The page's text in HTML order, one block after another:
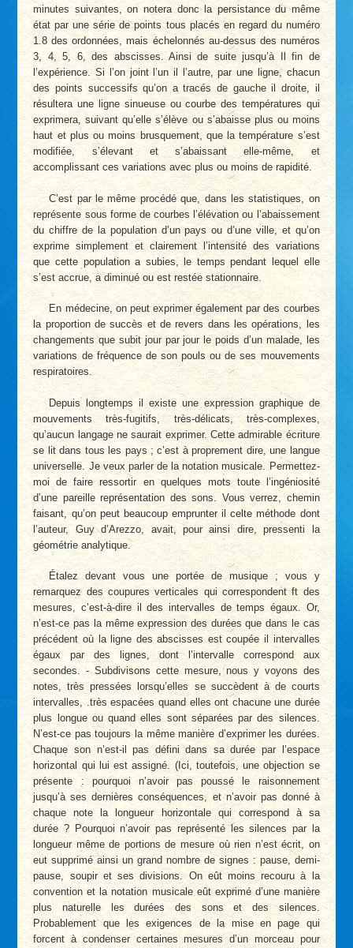
minutes suivantes, on notera donc la persistance du même
état par une série de points tous placés en regard du numéro
1.8 des ordonnées, mais échelonnés au-dessus des numéros
3, 4, 5, 6, des abscisses. Ainsi de suite jusqu’à Il fin de
l’expérience. Si l’on joint l’un il l’autre, par une ligne, chacun
des points successifs qu’on a tracés de gauche il droite, il
résultera une ligne sinueuse ou courbe des températures qui
exprimera, suivant qu’elle s’élève ou s’abaisse plus ou moins
haut et plus ou moins brusquement, que la température s’est
modifiée, s’élevant et s’abaissant elle-même, et
accomplissant ces variations avec plus ou moins de rapidité.
C’est par le même procédé que, dans les statistiques, on
représente sous forme de courbes l’élévation ou l’abaissement
du chiffre de la population d’un pays ou d’une ville, et qu’on
exprime simplement et clairement l’intensité des variations
que cette population a subies, le temps pendant lequel elle
s’est accrue, a diminué ou est restée stationnaire.
En médecine, on peut exprimer également par des courbes
la proportion de succès et de revers dans les opérations, les
changements que subit jour par jour le poids d’un malade, les
variations de fréquence de son pouls ou de ses mouvements
respiratoires.
Depuis longtemps il existe une expression graphique de
mouvements très-fugitifs, très-délicats, très-complexes,
qu’aucun langage ne saurait exprimer. Cette admirable écriture
se lit dans tous les pays ; c’est à proprement dire, une langue
universelle. Je veux parler de la notation musicale. Permettez-
moi de faire ressortir en quelques mots toute l’ingéniosité
d’une pareille représentation des sons. Vous verrez, chemin
faisant, qu’on peut beaucoup emprunter il celte méthode dont
l’auteur, Guy d’Arezzo, avait, pour ainsi dire, pressenti la
géométrie analytique.
Étalez devant vous une portée de musique ; vous y
remarquez des coupures verticales qui correspondent ft des
mesures, c’est-à-dire il des intervalles de temps égaux. Or,
n’est-ce pas la même expression des durées que dans le cas
précédent où la ligne des abscisses est coupée il intervalles
égaux par des lignes, dont l’intervalle correspond aux
secondes. - Subdivisons cette mesure, nous y voyons des
notes, très pressées lorsqu’elles se succèdent à de courts
intervalles, .très espacées quand elles ont chacune une durée
plus longue ou quand elles sont séparées par des silences.
N’est-ce pas toujours la même manière d’exprimer les durées.
Chaque son n’est-il pas défini dans sa durée par l’espace
horizontal qui lui est assigné. (Ici, toutefois, une objection se
présente : pourquoi n’avoir pas poussé le raisonnement
jusqu’à ses dernières conséquences, et n’avoir pas donné à
chaque note la longueur horizontale qui correspond à sa
durée ? Pourquoi n’avoir pas représenté les silences par la
longueur même de portions de mesure où rien n’est écrit, on
eut supprimé ainsi un grand nombre de signes : pause, demi-
pause, soupir et ses divisions. On eût moins recouru à la
convention et la notation musicale eût exprimé d’une manière
plus naturelle les durées des sons et des silences.
Probablement que les exigences de la mise en page qui
forcent à condenser certaines mesures d’un morceau pour